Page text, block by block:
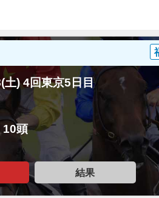
土) 4回東京5日目
10頭
結果